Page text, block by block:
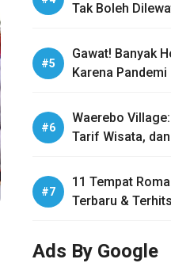
Tak Boleh
Gawat! Banyak
Karena Pandemi
Waerebo
Tarif Wisata,
11 Tempat
Terbaru &
Ads By Google